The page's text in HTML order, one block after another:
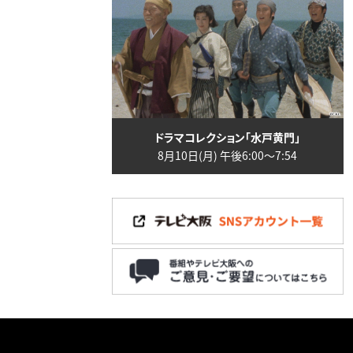
ドラマコレクション「水戸黄門」
8月10日(月) 午後6:00〜7:54